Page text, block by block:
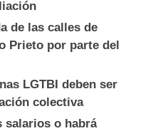
de las calles de
Prieto por parte del
LGTBI deben ser
colectiva
salarios o habrá